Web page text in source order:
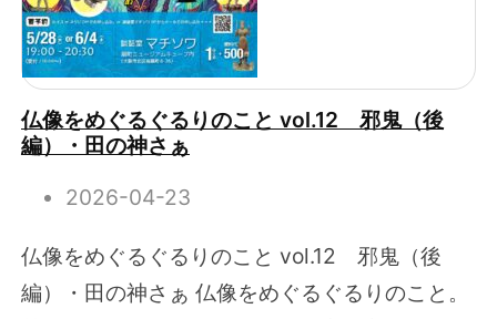
仏像をめぐるぐるりのこと vol.12 邪鬼（後
編）・田の神さぁ
2026-04-23
仏像をめぐるぐるりのこと vol.12 邪鬼（後
編）・田の神さぁ 仏像をめぐるぐるりのこと。